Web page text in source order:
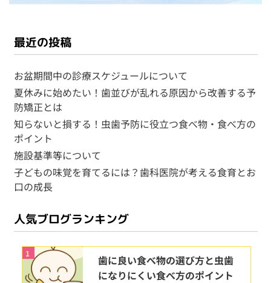
最近の投稿
お盆期間中の診療スケジュールについて
夏休みに始めたい！歯並びが乱れる原因から改善する予
防矯正とは
知らないと損する！虫歯予防に役立つ食べ物・食べ方の
ポイント
施設基準等について
子どもの味覚を育てるには？歯科医院が考える食育とお
口の成長
人気ブログランキング
1
歯に良い食べ物の選び方と虫歯
になりにくい食べ方のポイント